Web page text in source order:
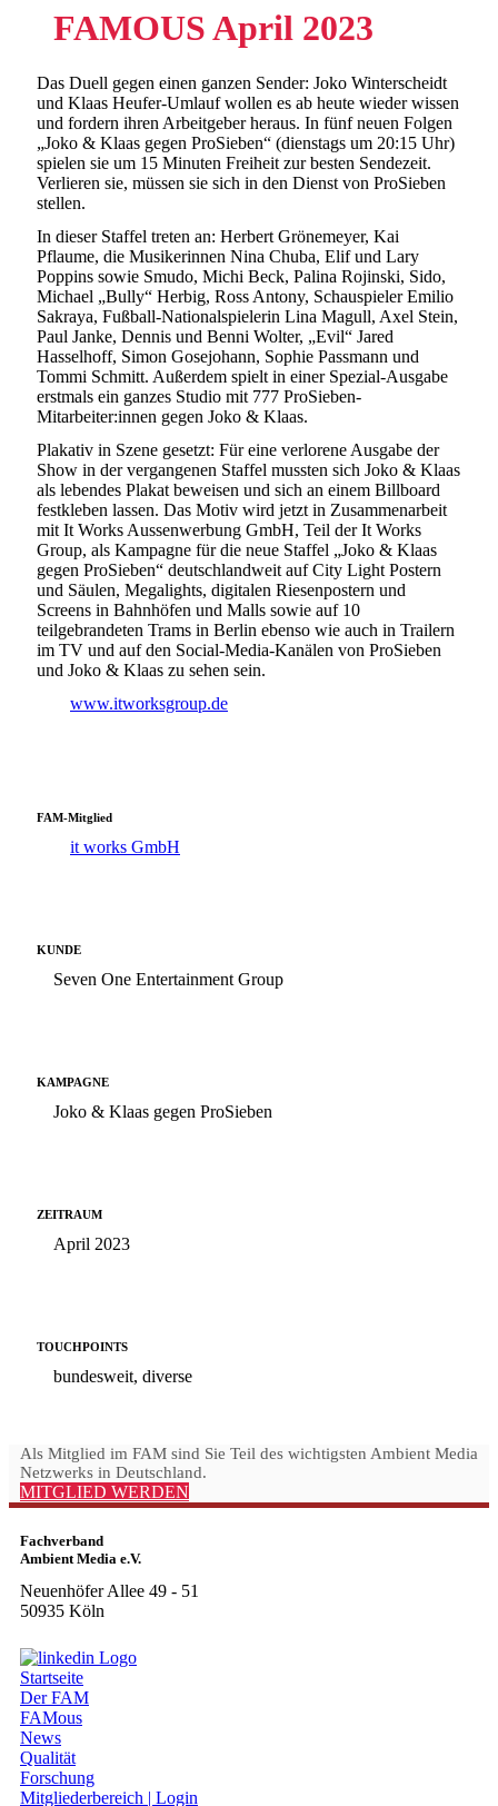
FAMOUS April 2023
Das Duell gegen einen ganzen Sender: Joko Winterscheidt
und Klaas Heufer-Umlauf wollen es ab heute wieder wissen
und fordern ihren Arbeitgeber heraus. In fünf neuen Folgen
„Joko & Klaas gegen ProSieben“ (dienstags um 20:15 Uhr)
spielen sie um 15 Minuten Freiheit zur besten Sendezeit.
Verlieren sie, müssen sie sich in den Dienst von ProSieben
stellen.
In dieser Staffel treten an: Herbert Grönemeyer, Kai
Pflaume, die Musikerinnen Nina Chuba, Elif und Lary
Poppins sowie Smudo, Michi Beck, Palina Rojinski, Sido,
Michael „Bully“ Herbig, Ross Antony, Schauspieler Emilio
Sakraya, Fußball-Nationalspielerin Lina Magull, Axel Stein,
Paul Janke, Dennis und Benni Wolter, „Evil“ Jared
Hasselhoff, Simon Gosejohann, Sophie Passmann und
Tommi Schmitt. Außerdem spielt in einer Spezial-Ausgabe
erstmals ein ganzes Studio mit 777 ProSieben-
Mitarbeiter:innen gegen Joko & Klaas.
Plakativ in Szene gesetzt: Für eine verlorene Ausgabe der
Show in der vergangenen Staffel mussten sich Joko & Klaas
als lebendes Plakat beweisen und sich an einem Billboard
festkleben lassen. Das Motiv wird jetzt in Zusammenarbeit
mit It Works Aussenwerbung GmbH, Teil der It Works
Group, als Kampagne für die neue Staffel „Joko & Klaas
gegen ProSieben“ deutschlandweit auf City Light Postern
und Säulen, Megalights, digitalen Riesenpostern und
Screens in Bahnhöfen und Malls sowie auf 10
teilgebrandeten Trams in Berlin ebenso wie auch in Trailern
im TV und auf den Social-Media-Kanälen von ProSieben
und Joko & Klaas zu sehen sein.
www.itworksgroup.de
FAM-Mitglied
it works GmbH
KUNDE
Seven One Entertainment Group
KAMPAGNE
Joko & Klaas gegen ProSieben
ZEITRAUM
April 2023
TOUCHPOINTS
bundesweit, diverse
Als Mitglied im FAM sind Sie Teil des wichtigsten Ambient Media
Netzwerks in Deutschland.
MITGLIED WERDEN
Fachverband
Ambient Media e.V.
Neuenhöfer Allee 49 - 51
50935 Köln
Startseite
Der FAM
FAMous
News
Qualität
Forschung
Mitgliederbereich | Login